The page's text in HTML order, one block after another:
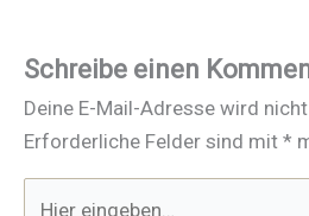
Schreibe einen
Deine E-Mail-Adresse wird
Erforderliche Felder sind mit *